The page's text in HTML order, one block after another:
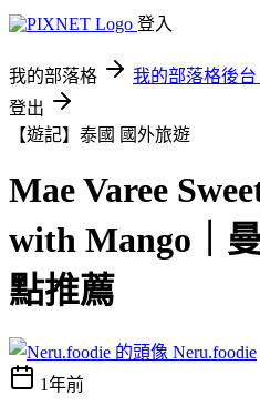
登入
我的部落格 我的部落格後台
登出
【遊記】泰國 國外旅遊
Mae Varee
with Mango｜
點推薦
Neru.foodie
1年前